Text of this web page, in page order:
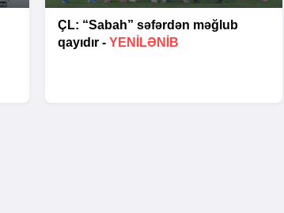
ÇL: “Sabah” səfərdən məğlub
qayıdır - YENİLƏNİB